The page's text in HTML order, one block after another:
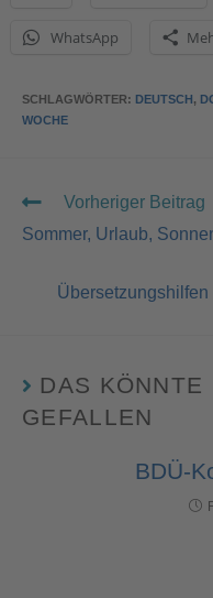
WhatsApp
SCHLAGWÖRTER: DEUTSCH,
WOCHE
Vorheriger Beitrag
Sommer, Urlaub,
DAS KÖNNTE
GEFALLEN
BDÜ-